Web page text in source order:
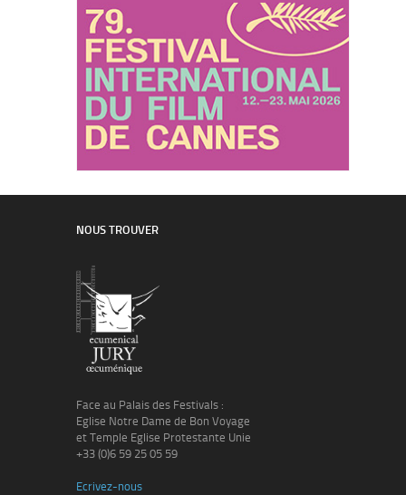
NOUS TROUVER
Face au Palais des Festivals :
Eglise Notre Dame de Bon Voyage
et Temple Eglise Protestante Unie
+33 (0)6 59 25 05 59
Ecrivez-nous